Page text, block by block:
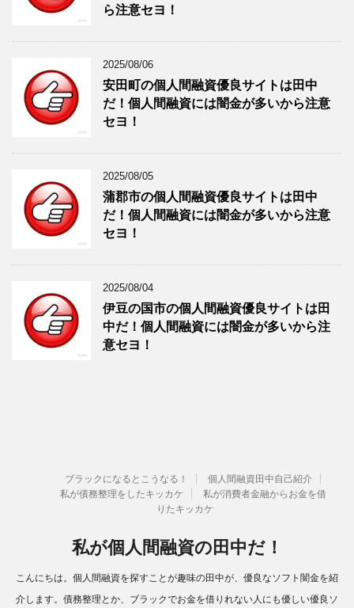
ら注意セヨ！
2025/08/06
安田町の個人間融資優良サイトは田中
だ！個人間融資には闇金が多いから注意
セヨ！
2025/08/05
蒲郡市の個人間融資優良サイトは田中
だ！個人間融資には闇金が多いから注意
セヨ！
2025/08/04
伊豆の国市の個人間融資優良サイトは田
中だ！個人間融資には闇金が多いから注
意セヨ！
ブラックになるとこうなる！
個人間融資田中自己紹介
私が債務整理をしたキッカケ
私が消費者金融からお金を借
りたキッカケ
私が個人間融資の田中だ！
こんにちは。個人間融資を探すことが趣味の田中が、優良なソフト闇金を紹
介します。債務整理とか、ブラックでお金を借りれない人にも優しい優良ソ